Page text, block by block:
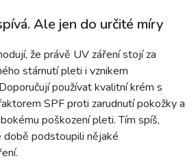
Ale jen do určité míry
že právě UV záření stojí za
stárnutí pleti i vznikem
používat kvalitní krém s
SPF proti zarudnutí pokožky a
poškození pleti. Tím spíš,
podstoupili nějaké